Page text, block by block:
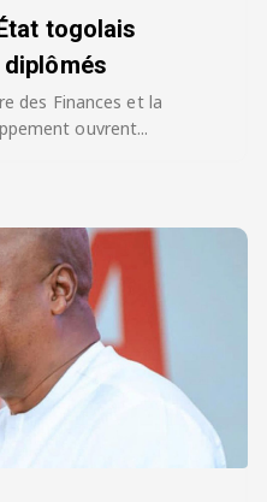
togolais
des Finances et la
ouvrent...